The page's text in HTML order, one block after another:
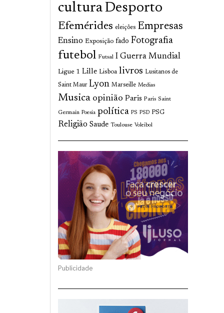
culturaDesporto
Efemérides eleições Empresas
Ensino Exposição fado Fotografia
futebol Futsal I Guerra Mundial
Ligue 1 Lille Lisboa livros Lusitanos de
Saint Maur Lyon Marseille Medias
Musica opinião Paris Paris Saint
Germain Poesia política PS PSD PSG
Religião Saude Toulouse Voleibol
Publicidade